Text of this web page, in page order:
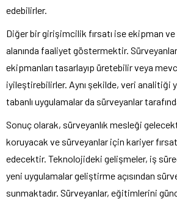
edebilirler.
Diğer bir girişimcilik fırsatı ise ekipman ve
alanında faaliyet göstermektir.
ekipmanları tasarlayıp üretebilir veya
iyileştirebilirler. Aynı şekilde, veri analitiği
tabanlı uygulamalar da sürveyanlar
Sonuç olarak, sürveyanlık mesleği
koruyacak ve sürveyanlar için kariyer
edecektir. Teknolojideki gelişmeler, iş
yeni uygulamalar geliştirme açısından
sunmaktadır. Sürveyanlar, eğitimlerini